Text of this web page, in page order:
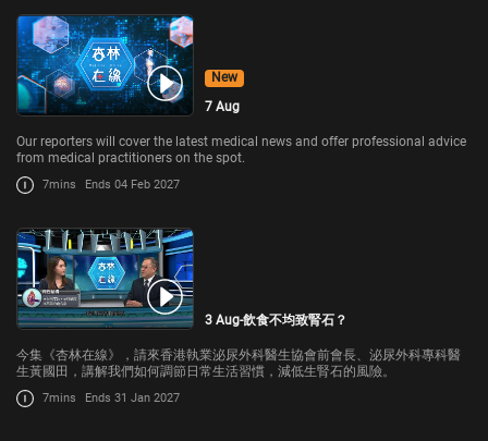
New
7 Aug
Our reporters will cover the latest medical news and offer professional advice
from medical practitioners on the spot.
7mins Ends 04 Feb 2027
3 Aug-飲食不均致腎石？
今集《杏林在線》，請來香港執業泌尿外科醫生協會前會長、泌尿外科專科醫
生黃國田，講解我們如何調節日常生活習慣，減低生腎石的風險。
7mins Ends 31 Jan 2027